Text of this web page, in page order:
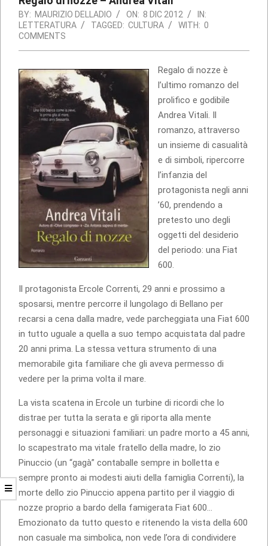
BY: MAURIZIO DELLADIO ON: 8 DIC 2012
IN:
LETTERATURA
TAGGED: CULTURA WITH: 0
COMMENTS
Regalo di nozze è
l’ultimo romanzo del
prolifico e godibile
Andrea Vitali. Il
romanzo, attraverso
un insieme di casualità
e di simboli, ripercorre
l’infanzia del
protagonista negli anni
’60, prendendo a
pretesto uno degli
oggetti del desiderio
del periodo: una Fiat
600.
Il protagonista Ercole Correnti, 29 anni e prossimo a
sposarsi, mentre percorre il lungolago di Bellano per
recarsi a cena dalla madre, vede parcheggiata una Fiat 600
in tutto uguale a quella a suo tempo acquistata dal padre
20 anni prima. La stessa vettura strumento di una
memorabile gita familiare che gli aveva permesso di
vedere per la prima volta il mare.
La vista scatena in Ercole un turbine di ricordi che lo
distrae per tutta la serata e gli riporta alla mente
personaggi e situazioni familiari: un padre morto a 45 anni,
lo scapestrato ma vitale fratello della madre, lo zio
Pinuccio (un “gagà” contaballe sempre in bolletta e
sempre pronto ai modesti aiuti della famiglia Correnti), la
morte dello zio Pinuccio appena partito per il viaggio di
nozze proprio a bardo della famigerata Fiat 600…
Emozionato da tutto questo e ritenendo la vista della 600
non casuale ma simbolica, non vede l’ora di condividere